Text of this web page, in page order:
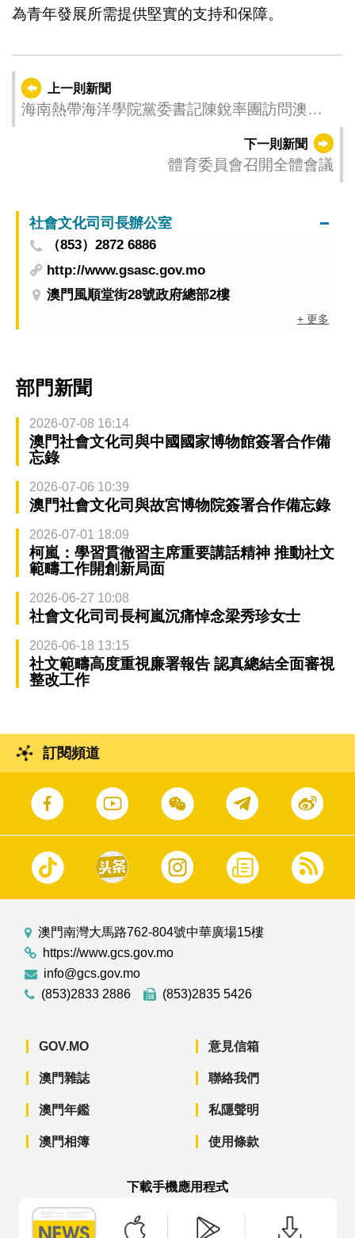
為青年發展所需提供堅實的支持和保障。
上一則新聞
海南熱帶海洋學院黨委書記陳銳率團訪問澳門
下一則新聞
體育委員會召開全體會議
社會文化司司長辦公室
（853）2872 6886
http://www.gsasc.gov.mo
澳門風順堂街28號政府總部2樓
+ 更多
部門新聞
2026-07-08 16:14
澳門社會文化司與中國國家博物館簽署合作備
忘錄
2026-07-06 10:39
澳門社會文化司與故宮博物院簽署合作備忘錄
2026-07-01 18:09
柯嵐：學習貫徹習主席重要講話精神 推動社文
範疇工作開創新局面
2026-06-27 10:08
社會文化司司長柯嵐沉痛悼念梁秀珍女士
2026-06-18 13:15
社文範疇高度重視廉署報告 認真總結全面審視
整改工作
訂閱頻道
澳門南灣大馬路762-804號中華廣場15樓
https://www.gcs.gov.mo
info@gcs.gov.mo
(853)2833 2886
(853)2835 5426
GOV.MO
澳門雜誌
澳門年鑑
澳門相簿
意見信箱
聯絡我們
私隱聲明
使用條款
下載手機應用程式